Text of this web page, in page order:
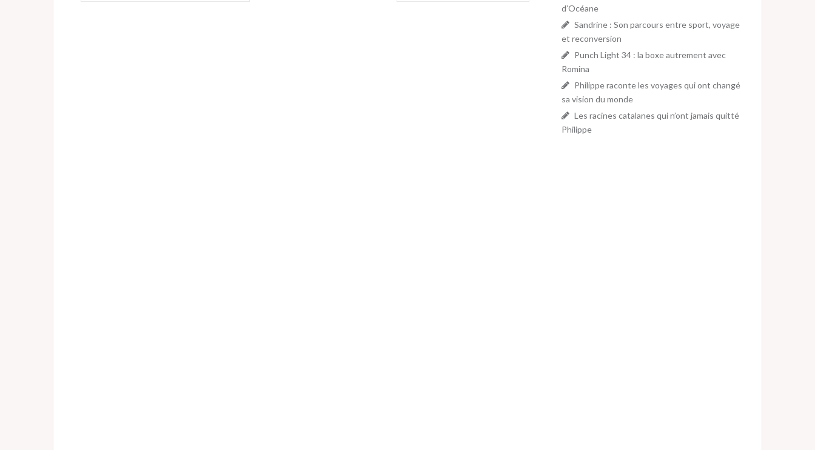
d’Océane
Sandrine : Son parcours entre sport, voyage
et reconversion
Punch Light 34 : la boxe autrement avec
Romina
Philippe raconte les voyages qui ont changé
sa vision du monde
Les racines catalanes qui n’ont jamais quitté
Philippe